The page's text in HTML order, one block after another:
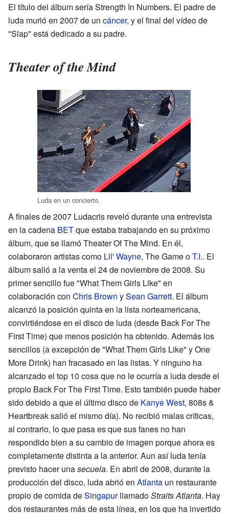
El título del álbum sería Strength In Numbers. El padre de
luda murió en 2007 de un cáncer, y el final del vídeo de
"Slap" está dedicado a su padre.
Theater of the Mind
Luda en un concierto.
A finales de 2007 Ludacris reveló durante una entrevista
en la cadena BETque estaba trabajando en su próximo
álbum, que se llamó Theater Of The Mind. En él,
colaboraron artistas como Lil' Wayne, The Game oT.I.. El
álbum salió a la venta el 24 de noviembre de 2008. Su
primer sencillo fue "What Them Girls Like" en
colaboración con Chris Brown ySean Garrett. El álbum
alcanzó la posición quinta en la lista norteamericana,
convirtiéndose en el disco de luda (desde Back For The
First Time) que menos posición ha obtenido. Además los
sencillos (a excepción de "What Them Girls Like" y One
More Drink) han fracasado en las listas. Y ninguno ha
alcanzado el top 10 cosa que no le ocurría a luda desde el
propio Back For The First Time. Esto también puede haber
sido debido a que el último disco de Kanye West, 808s &
Heartbreak salió el mismo día). No recibió malas críticas,
al contrario, lo que pasa es que sus fanes no han
respondido bien a su cambio de imagen porque ahora es
completamente distinta a la anterior. Aun así luda tenía
previsto hacer unasecuela. En abril de 2008, durante la
producción del disco, luda abrió en Atlanta un restaurante
propio de comida deSingapurllamadoStraits Atlanta. Hay
dos restaurantes más de esta línea, en los que ha invertido